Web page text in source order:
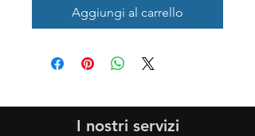
Aggiungi al carrello
I nostri servizi